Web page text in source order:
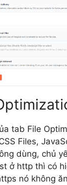
tab File
Files,
dùng, chủ
ở http thì có
nó không